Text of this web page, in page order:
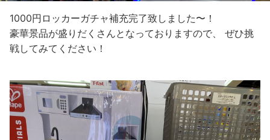
1000円ロッカーガチャ補充完了致しました〜！
豪華景品が盛りだくさんとなっておりますので、 ぜひ挑
戦してみてください！